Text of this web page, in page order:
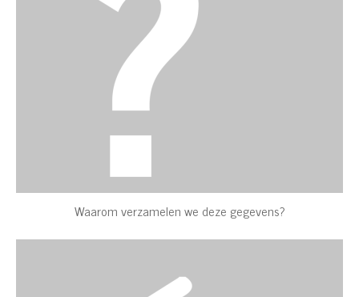
Waarom verzamelen we deze gegevens?